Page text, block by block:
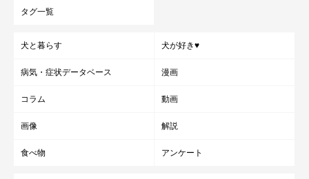
タグ一覧
犬と暮らす 犬が好き♥
病気・症状データベース 漫画
コラム 動画
画像 解説
食べ物 アンケート